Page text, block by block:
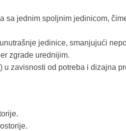
sa jednim spoljnim jedinicom,
jedinice, smanjujući
zgrade urednijim.
zavisnosti od potreba i dizajna